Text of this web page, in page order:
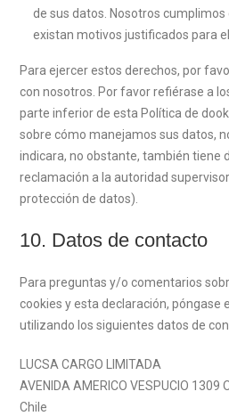
de sus datos. Nosotros
existan motivos justificados para
Para ejercer estos derechos, por
con nosotros. Por favor refiérase a
parte inferior de esta Política de
sobre cómo manejamos sus datos,
indicara, no obstante, también tiene
reclamación a la autoridad
protección de datos).
10. Datos de contacto
Para preguntas y/o comentarios
cookies y esta declaración, póngase
utilizando los siguientes datos de
LUCSA CARGO LIMITADA
AVENIDA AMERICO VESPUCIO 1309
Chile